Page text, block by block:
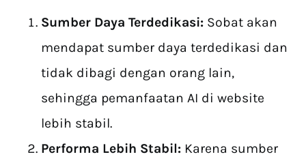
Sumber Daya Terdedikasi: Sobat akan
mendapat sumber daya terdedikasi dan
tidak dibagi dengan orang lain,
sehingga pemanfaatan AI di website
lebih stabil.
Performa Lebih Stabil: Karena sumber